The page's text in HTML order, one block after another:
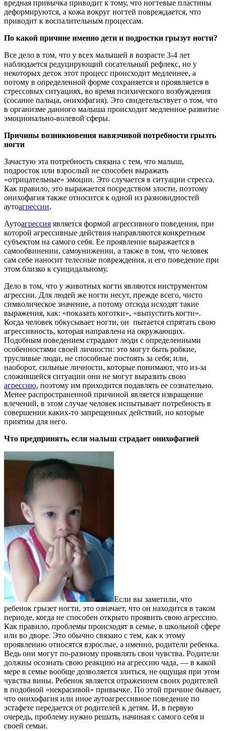
вредная привычка приводит к тому, что ногтевые пластины
деформируются, а кожа вокруг ногтей повреждается, что
приводит к воспалительным процессам.
По какой причине именно дети и подростки грызут ногти?
Все дело в том, что у всех малышей в возрасте 3-4 лет
наблюдается редуцирующий сосательный рефлекс, но у
некоторых деток этот процесс происходит медленнее, а
потому в определенной форме сохраняется и проявляется в
стрессовых ситуациях, во время психического возбуждения
(сосание пальца, онихофагия). Это свидетельствует о том, что
в организме данного малыша происходит медленное развитие
эмоционально-волевой сферы.
Причины возникновения навязчивой потребности грызть
ногти
Зачастую эта потребность связана с тем, что малыш,
подросток или взрослый не способен выражать
«отрицательные» эмоции. Это случается в ситуации стресса.
Как правило, это выражается посредством злости, поэтому
онихофагия также относится к одной из разновидностей
аутоагрессии.
Аутоагрессия является формой агрессивного поведения, при
которой агрессивные действия направляются конкретным
субъектом на самого себя. Ее проявление выражается в
самообвинении, самоунижении, а также в том, что человек
сам себе наносит телесные повреждения, и его поведение при
этом близко к суицидальному.
Дело в том, что у животных когти являются инструментом
агрессии. Для людей же ногти несут, прежде всего, чисто
символическое значение, а потому отсюда исходят такие
выражения, как: «показать коготки», «выпустить когти».
Когда человек обкусывает ногти, он пытается спрятать свою
агрессивность, которая направлена на окружающих.
Подобным поведением страдают люди с определенными
особенностями своей личности: это могут быть робкие,
трусливые люди, не способные постоять за себя; или,
наоборот, сильные личности, которые понимают, что из-за
сложившейся ситуации они не могут выразить свою
агрессию, поэтому им приходится подавлять ее сознательно.
Менее распространенной причиной является извращение
влечений, в этом случае человек испытывает потребность в
совершении каких-то запрещенных действий, но которые
приятны для него.
Что предпринять, если малыш страдает онихофагией
Если вы заметили, что
ребенок грызет ногти, это означает, что он находится в таком
периоде, когда не способен открыто проявить свою агрессию.
Как правило, проблемы происходят в семье, в школьной сфере
или во дворе. Это обычно связано с тем, как к этому
проявлению относятся взрослые, а именно, родители ребенка.
Ведь они могут по-разному проявлять свои чувства. Родители
должны осознать свою реакцию на агрессию чада, — в какой
мере в семье вообще дозволяется злиться, не ощущая при этом
чувства вины. Ребенок является отражением своих родителей
в подобной «некрасивой» привычке. По этой причине бывает,
что онихофагия или иное аутоагрессивное поведение по
эстафете передается от родителей к детям. И, в первую
очередь, проблему нужно решать, начиная с самого себя и
своей семьи.